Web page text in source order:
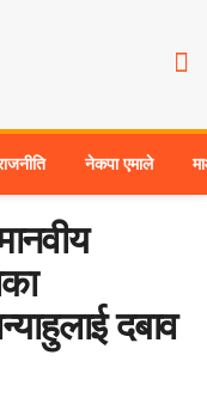
नेकपा एमाले
दबाव